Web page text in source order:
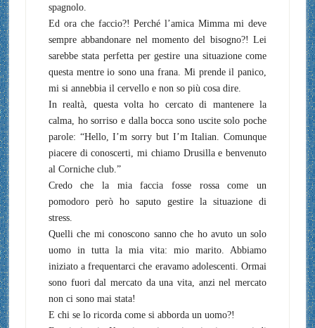
spagnolo.
Ed ora che faccio?! Perché l’amica Mimma mi deve
sempre abbandonare nel momento del bisogno?! Lei
sarebbe stata perfetta per gestire una situazione come
questa mentre io sono una frana. Mi prende il panico,
mi si annebbia il cervello e non so più cosa dire.
In realtà, questa volta ho cercato di mantenere la
calma, ho sorriso e dalla bocca sono uscite solo poche
parole: “Hello, I’m sorry but I’m Italian. Comunque
piacere di conoscerti, mi chiamo Drusilla e benvenuto
al Corniche club.”
Credo che la mia faccia fosse rossa come un
pomodoro però ho saputo gestire la situazione di
stress.
Quelli che mi conoscono sanno che ho avuto un solo
uomo in tutta la mia vita: mio marito. Abbiamo
iniziato a frequentarci che eravamo adolescenti. Ormai
sono fuori dal mercato da una vita, anzi nel mercato
non ci sono mai stata!
E chi se lo ricorda come si abborda un uomo?!